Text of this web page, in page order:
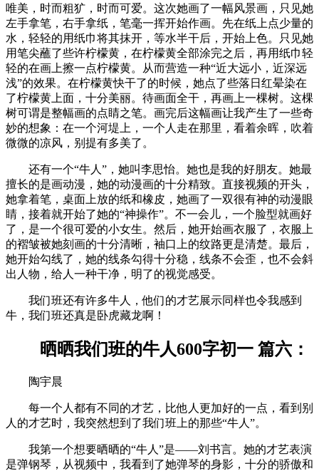
唯美，时而粗犷，时而可爱。这次她画了一幅风景画，只见她
左手拿笔，右手拿纸，笔毫一挥开始作画。先在纸上点少量的
水，轻轻的用纸巾将其抹开，等水半干后，开始上色。只见她
用笔尖蘸了些许柠檬黄，在柠檬黄全部涂完之后，再用纸巾轻
轻的在画上擦一点柠檬黄。从而营造一种“近大远小，近深远
浅”的效果。在柠檬黄快干了的时候，她点了些落日红晕染在
了柠檬黄上面，十分美丽。待画面全干，再画上一棵树。这棵
树可谓是整幅画的点睛之笔。画完后这幅画让我产生了一些奇
妙的想象：在一个河堤上，一个人走在那里，看着余晖，吹着
微微的凉风，别提有多美了。
还有一个“牛人”，她叫李思怡。她也是我的好朋友。她最
擅长的是画动漫，她的动漫画的十分精致。直接视频的开头，
她拿着笔，桌面上放的纸和橡皮，她画了一双很有神的动漫眼
睛，接着就开始了她的“神操作”。不一会儿，一个脸型就画好
了，是一个很可爱的小女生。然后，她开始画衣服了，衣服上
的褶皱被她刻画的十分清晰，袖口上的纹路更是清楚。最后，
她开始勾线了，她的线条勾得十分稳，线条不会歪，也不会斜
出人物，给人一种干净，明了的视觉感受。
我们班还有许多牛人，他们的才艺展示同样也令我感到
牛，我们班还真是卧虎藏龙啊！
晒晒我们班的牛人600字初一 篇六：
陶宇晨
每一个人都有不同的才艺，比他人更加好的一点，看到别
人的才艺时，我突然想到了我们班上的那些“牛人”。
我第一个想要晒晒的“牛人”是——刘书言。她的才艺表演
是弹钢琴，从视频中，我看到了她弹琴的身影，十分的骄傲和